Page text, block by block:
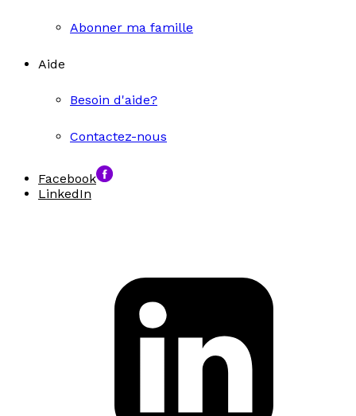
Abonner ma famille
Aide
Besoin d'aide?
Contactez-nous
Facebook
LinkedIn